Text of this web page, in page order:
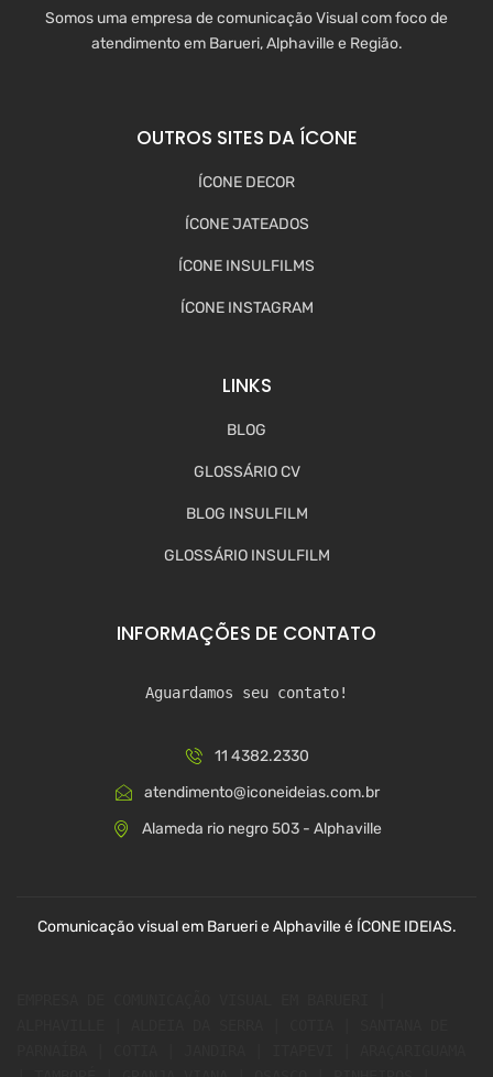
Somos uma empresa de comunicação Visual com foco de
atendimento em Barueri, Alphaville e Região.
OUTROS SITES DA ÍCONE
ÍCONE DECOR
ÍCONE JATEADOS
ÍCONE INSULFILMS
ÍCONE INSTAGRAM
LINKS
BLOG
GLOSSÁRIO CV
BLOG INSULFILM
GLOSSÁRIO INSULFILM
INFORMAÇÕES DE CONTATO
Aguardamos seu contato!
11 4382.2330
atendimento@iconeideias.com.br
Alameda rio negro 503 - Alphaville
Comunicação visual em Barueri e Alphaville é ÍCONE IDEIAS.